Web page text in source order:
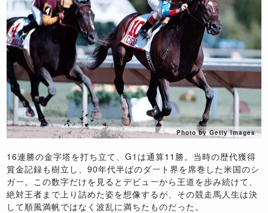
Photo by Getty Images
16連勝の金字塔を打ち立て、G1は通算11勝。当時の歴代獲得
賞金記録も樹立し、90年代半ばのダート界を席巻した米国のシ
ガー。この数字だけを見るとデビューから王道を歩み続けて、
絶対王者まで上り詰めた姿を想像するが、その競走馬人生は決
して順風満帆ではなく波乱に満ちたものだった。